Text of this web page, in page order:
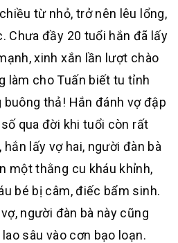
từ nhỏ, trở nên lêu lổng,
Chưa đầy 20 tuổi hắn đã lấy
xinh xắn lần lượt chào
làm cho Tuấn biết tu tỉnh
buông thả! Hắn đánh vợ đập
qua đời khi tuổi còn rất
lấy vợ hai, người đàn bà
một thằng cu kháu khỉnh,
bé bị câm, điếc bẩm sinh.
người đàn bà này cũng
sâu vào cơn bạo loạn.